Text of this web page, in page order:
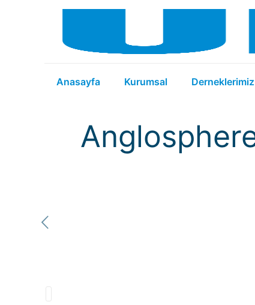
Anasayfa Kurumsal Derneklerimiz